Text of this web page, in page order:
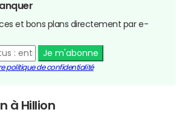
et bons plans directement par e-
Je m'abonne
politique de confidentialité
à Hillion